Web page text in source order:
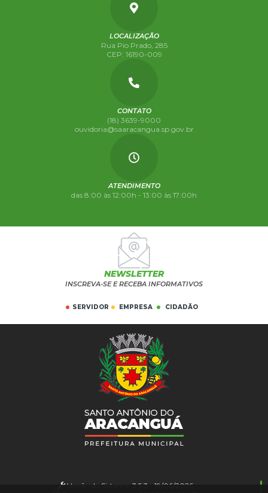
LOCALIZAÇÃO
Rua Pio Prado, 285
CEP: 16190-009
CONTATO
(18) 3639-9000
ouvidoria@saaracangua.sp.gov.br
ATENDIMENTO
das 8:00 às 12:00h - 13:00 às 17:00h
NEWSLETTER
INSCREVA-SE E RECEBA INFORMATIVOS
SERVIDOR EMPRESA CIDADÃO
Versão do Sistema: 3.5.3 - 19/06/2026